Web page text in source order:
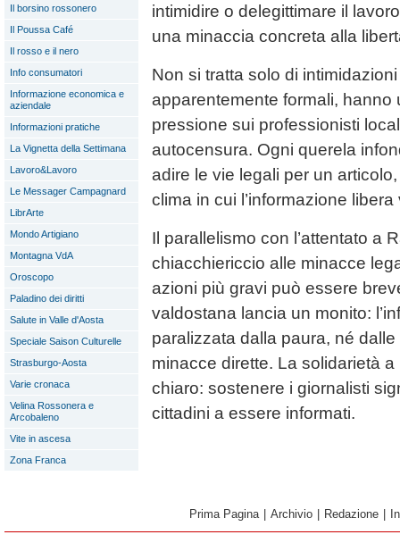
Il borsino rossonero
Il Poussa Café
Il rosso e il nero
Info consumatori
Informazione economica e
aziendale
Informazioni pratiche
La Vignetta della Settimana
Lavoro&Lavoro
Le Messager Campagnard
LibrArte
Mondo Artigiano
Montagna VdA
Oroscopo
Paladino dei diritti
Salute in Valle d'Aosta
Speciale Saison Culturelle
Strasburgo-Aosta
Varie cronaca
Velina Rossonera e
Arcobaleno
Vite in ascesa
Zona Franca
intimidire o delegittimare il
una minaccia concreta alla
Non si tratta solo di
apparentemente formali, hanno
pressione sui professionisti
autocensura. Ogni querela
adire le vie legali per un
clima in cui l’informazione
Il parallelismo con l’attentato a
chiacchiericcio alle minacce
azioni più gravi può essere
valdostana lancia un monito:
paralizzata dalla paura, né
minacce dirette. La solidarietà
chiaro: sostenere i giornalisti
cittadini a essere informati.
Prima Pagina Archivio Redazione